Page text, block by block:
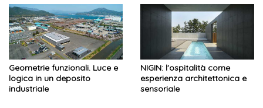
Geometrie funzionali. Luce e
logica in un deposito
industriale
NIGIN: l'ospitalità come
esperienza architettonica e
sensoriale